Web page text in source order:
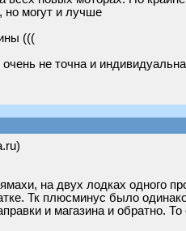
но могут и лучше
(((
не точна и
на двух лодках одного
Тк плюсминус было
и магазина и обратно.